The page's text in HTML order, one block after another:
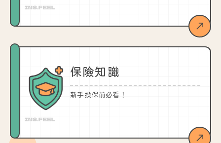
保險知識
新手投保前必看！